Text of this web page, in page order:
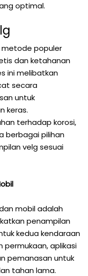
optimal.
populer
dan ketahanan
ini melibatkan
secara
untuk
keras.
terhadap korosi,
berbagai pilihan
velg sesuai
mobil adalah
penampilan
kedua kendaraan
aplikasi
pemanasan untuk
tahan lama.